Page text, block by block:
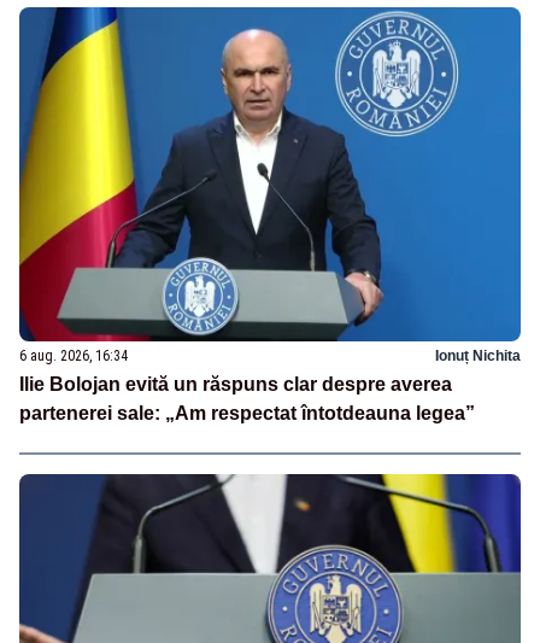
6 aug. 2026, 16:34 Ionuț Nichita
Ilie Bolojan evită un răspuns clar despre averea
partenerei sale: „Am respectat întotdeauna legea”